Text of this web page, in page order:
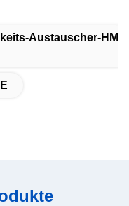
Austauscher-HME